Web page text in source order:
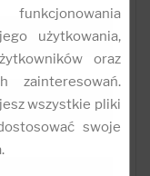
użytkowania,
oraz
zainteresowań.
wszystkie pliki
swoje